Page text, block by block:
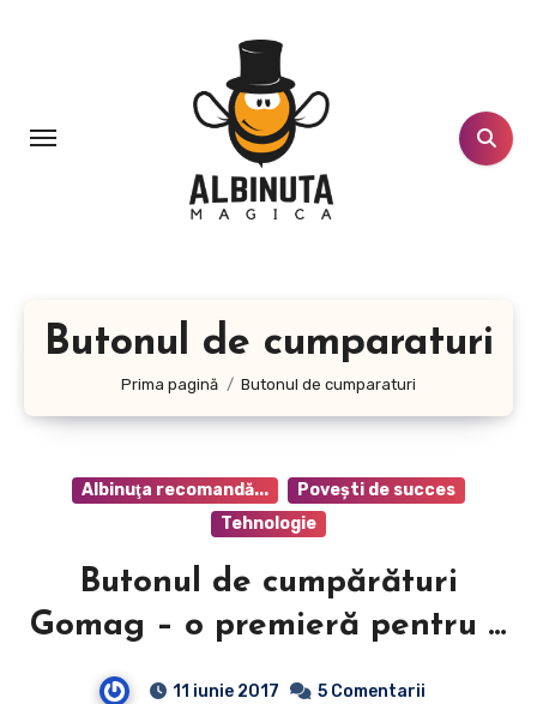
Butonul de cumparaturi
Prima pagină Butonul de cumparaturi
Albinuţa recomandă...
Poveşti de succes
Tehnologie
Butonul de cumpărături
Gomag – o premieră pentru o
platformă din România
11 iunie 2017 5 Comentarii